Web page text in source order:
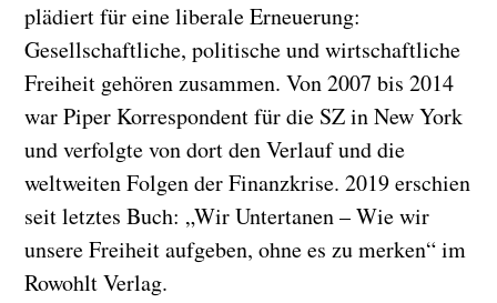
plädiert für eine liberale Erneuerung:
Gesellschaftliche, politische und wirtschaftliche
Freiheit gehören zusammen. Von 2007 bis 2014
war Piper Korrespondent für die SZ in New York
und verfolgte von dort den Verlauf und die
weltweiten Folgen der Finanzkrise. 2019 erschien
seit letztes Buch: „Wir Untertanen – Wie wir
unsere Freiheit aufgeben, ohne es zu merken“ im
Rowohlt Verlag.